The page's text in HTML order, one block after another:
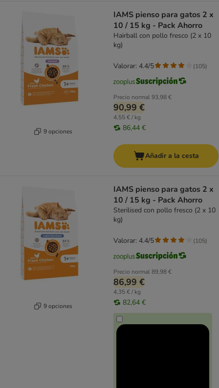
9 opciones
IAMS pienso para gatos 2 x
10 / 15 kg - Pack Ahorro
Hairball con pollo fresco (2 x 10
kg)
Precio normal93,98 €
90,99 €
4,55 € / kg
86,44 €
Valorar: 4.4/5 (105)
Añadir a la cesta
9 opciones
IAMS pienso para gatos 2 x
10 / 15 kg - Pack Ahorro
Sterilised con pollo fresco (2 x 10
kg)
Precio normal89,98 €
86,99 €
4,35 € / kg
82,64 €
Valorar: 4.4/5 (105)